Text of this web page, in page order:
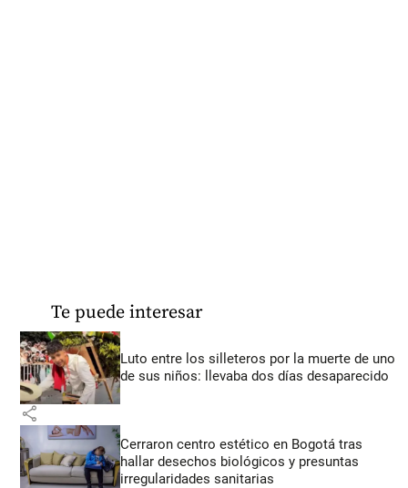
Te puede interesar
Luto entre los silleteros por la muerte de uno
de sus niños: llevaba dos días desaparecido
share
Cerraron centro estético en Bogotá tras
hallar desechos biológicos y presuntas
irregularidades sanitarias